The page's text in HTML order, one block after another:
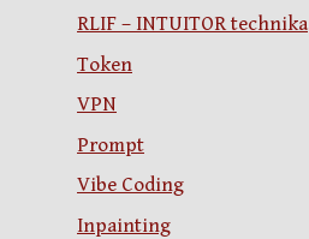
RLIF – INTUITOR technika
Token
VPN
Prompt
Vibe Coding
Inpainting